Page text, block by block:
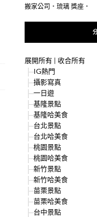
搬家公司 ‧ 琉璃 獎座 ‧
展開所有 | 收合所有
IG熱門
攝影寫真
一日遊
基隆景點
基隆哈美食
台北景點
台北哈美食
桃園景點
桃園哈美食
新竹景點
新竹哈美食
苗栗景點
苗栗哈美食
台中景點